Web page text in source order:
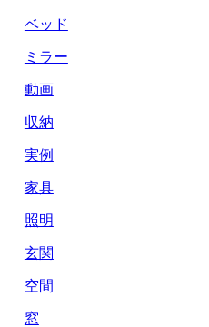
ベッド
ミラー
動画
収納
実例
家具
照明
玄関
空間
窓